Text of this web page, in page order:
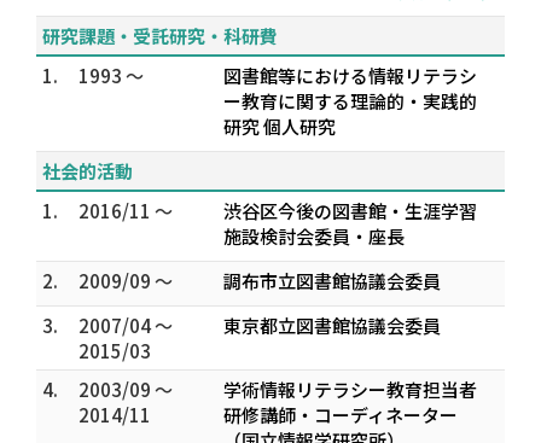
研究課題・受託研究・科研費
1.
1993 ～
図書館等における情報リテラシ
ー教育に関する理論的・実践的
研究 個人研究
社会的活動
1.
2016/11 ～
渋谷区今後の図書館・生涯学習
施設検討会委員・座長
2.
2009/09 ～
調布市立図書館協議会委員
3.
2007/04 ～
2015/03
東京都立図書館協議会委員
4.
2003/09 ～
2014/11
学術情報リテラシー教育担当者
研修講師・コーディネーター